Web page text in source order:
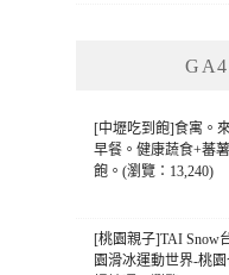
[中壢吃到飽]食寓。
早餐。健康蔬食+蕃
飽。(瀏覽：13,240)
[桃園親子]TAI Snow
園滑冰運動世界-桃